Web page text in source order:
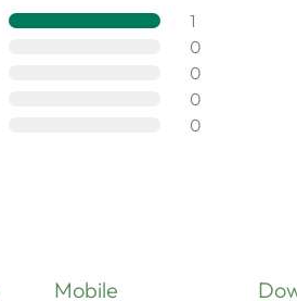
1
0
0
0
0
Mobile